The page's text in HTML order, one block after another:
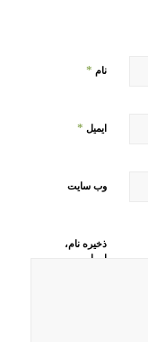
نام *
ایمیل *
وب‌ سایت
ذخیره نام،
ایمیل و